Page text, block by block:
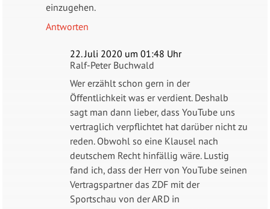
einzugehen.
Antworten
22. Juli 2020 um 01:48 Uhr
Ralf-Peter Buchwald
Wer erzählt schon gern in der
Öffentlichkeit was er verdient. Deshalb
sagt man dann lieber, dass YouTube uns
vertraglich verpflichtet hat darüber nicht zu
reden. Obwohl so eine Klausel nach
deutschem Recht hinfällig wäre. Lustig
fand ich, dass der Herr von YouTube seinen
Vertragspartner das ZDF mit der
Sportschau von der ARD in